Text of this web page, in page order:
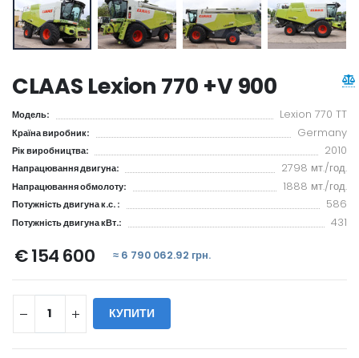
CLAAS Lexion 770 +V 900
Модель: Lexion 770 TT
Країна виробник: Germany
Рік виробництва: 2010
Напрацювання двигуна: 2798 мт./год.
Напрацювання обмолоту: 1888 мт./год.
Потужність двигуна к.с. : 586
Потужність двигуна кВт.: 431
€ 154 600 ≈ 6 790 062.92 грн.
КУПИТИ